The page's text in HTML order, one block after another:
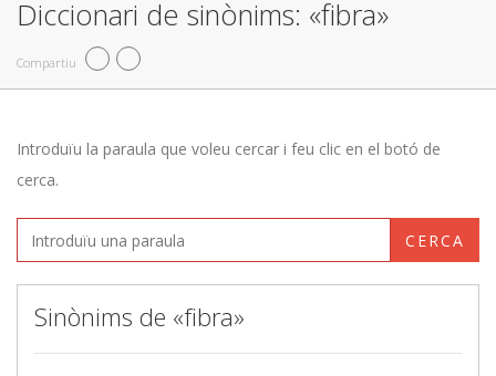
Diccionari de sinònims: «fibra»
Compartiu
Introduïu la paraula que voleu cercar i feu clic en el botó de
cerca.
CERCA
Sinònims de «fibra»